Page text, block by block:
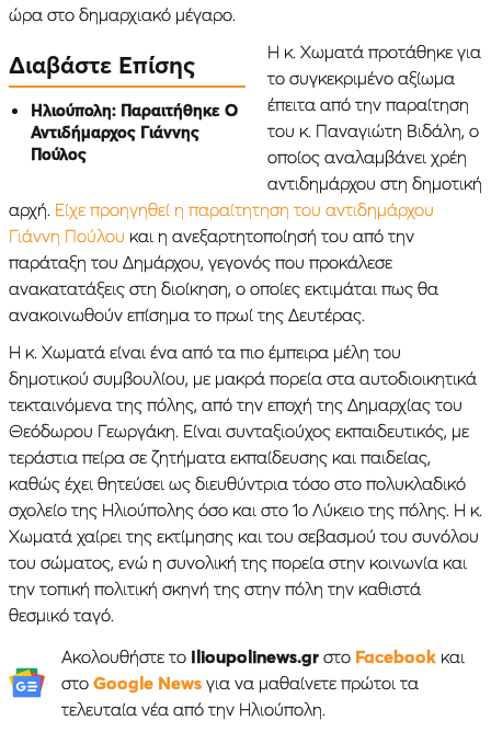
ώρα στο δημαρχιακό μέγαρο.
Διαβάστε Επίσης
Ηλιούπολη: Παραιτήθηκε Ο
Αντιδήμαρχος Γιάννης
Πούλος
Η κ. Χωματά προτάθηκε για
το συγκεκριμένο αξίωμα
έπειτα από την παραίτηση
του κ. Παναγιώτη Βιδάλη, ο
οποίος αναλαμβάνει χρέη
αντιδημάρχου στη δημοτική
αρχή. Είχε προηγηθεί η παραίτητηση του αντιδημάρχου
Γιάννη Πούλου και η ανεξαρτητοποίησή του από την
παράταξη του Δημάρχου, γεγονός που προκάλεσε
ανακατατάξεις στη διοίκηση, ο οποίες εκτιμάται πως θα
ανακοινωθούν επίσημα το πρωί της Δευτέρας.
Η κ. Χωματά είναι ένα από τα πιο έμπειρα μέλη του
δημοτικού συμβουλίου, με μακρά πορεία στα αυτοδιοικητικά
τεκταινόμενα της πόλης, από την εποχή της Δημαρχίας του
Θεόδωρου Γεωργάκη. Είναι συνταξιούχος εκπαιδευτικός, με
τεράστια πείρα σε ζητήματα εκπαίδευσης και παιδείας,
καθώς έχει θητεύσει ως διευθύντρια τόσο στο πολυκλαδικό
σχολείο της Ηλιούπολης όσο και στο 1ο Λύκειο της πόλης. Η κ.
Χωματά χαίρει της εκτίμησης και του σεβασμού του συνόλου
του σώματος, ενώ η συνολική της πορεία στην κοινωνία και
την τοπική πολιτική σκηνή της στην πόλη την καθιστά
θεσμικό ταγό.
Ακολουθήστε το Ilioupolinews.grστο Facebookκαι
στο Google Newsγια να μαθαίνετε πρώτοι τα
τελευταία νέα από την Ηλιούπολη.